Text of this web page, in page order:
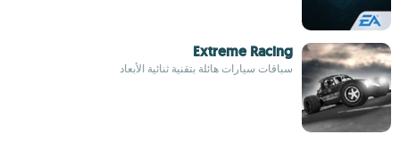
Extreme Racing
سباقات سيارات هائلة بتقنية ثنائية الأبعاد